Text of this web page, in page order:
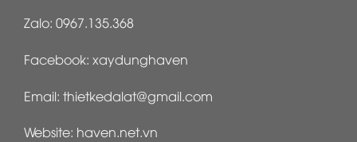
Zalo: 0967.135.368
Facebook: xaydunghaven
Email: thietkedalat@gmail.com
Website: haven.net.vn